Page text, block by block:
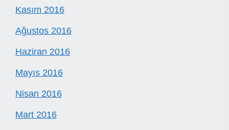
Kasım 2016
Ağustos 2016
Haziran 2016
Mayıs 2016
Nisan 2016
Mart 2016